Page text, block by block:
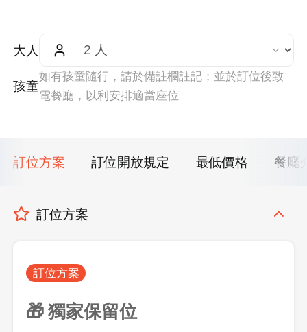
大人
孩童
如有孩童隨行，請於備註欄註記；並於訂位後致
電餐廳，以利安排適當座位
訂位方案 訂位開放規定 最低價格 餐廳
訂位方案
訂位方案
🎁 獨家保留位